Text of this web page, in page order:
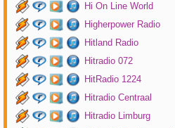
Hi On Line World
Higherpower Radio
Hitland Radio
Hitradio 072
HitRadio 1224
Hitradio Centraal
Hitradio Limburg